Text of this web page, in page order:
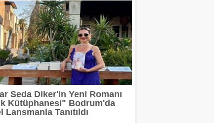
Seda Diker'in Yeni Romanı
Kütüphanesi" Bodrum'da
Lansmanla Tanıtıldı